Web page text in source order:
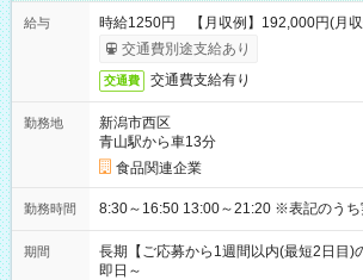
給与
時給1250円 【月収例】192,000円(月
交通費別途支給あり
交通費 交通費支給有り
勤務地
新潟市西区
青山駅から車13分
食品関連企業
勤務時間 8:30～16:50 13:00～
期間
長期【ご応募から1週間以内(最短2日目)
即日～